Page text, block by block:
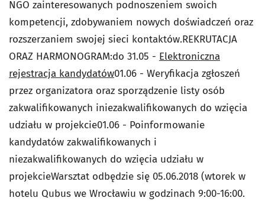
NGO zainteresowanych podnoszeniem swoich
kompetencji, zdobywaniem nowych doświadczeń oraz
rozszerzaniem swojej sieci kontaktów.REKRUTACJA
ORAZ HARMONOGRAM:do 31.05 - Elektroniczna
rejestracja kandydatów01.06 - Weryfikacja zgłoszeń
przez organizatora oraz sporządzenie listy osób
zakwalifikowanych iniezakwalifikowanych do wzięcia
udziału w projekcie01.06 - Poinformowanie
kandydatów zakwalifikowanych i
niezakwalifikowanych do wzięcia udziału w
projekcieWarsztat odbędzie się 05.06.2018 (wtorek w
hotelu Qubus we Wrocławiu w godzinach 9:00-16:00.